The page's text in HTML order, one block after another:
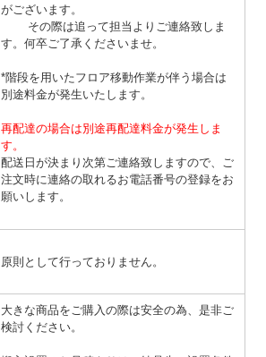
がございます。
その際は追って担当よりご連絡致しま
す。何卒ご了承くださいませ。
*階段を用いたフロア移動作業が伴う場合は
別途料金が発生いたします。
再配達の場合は別途再配達料金が発生しま
す。
配送日が決まり次第ご連絡致しますので、ご
注文時に連絡の取れるお電話番号の登録をお
願いします。
原則として行っておりません。
大きな商品をご購入の際は安全の為、是非ご
検討ください。